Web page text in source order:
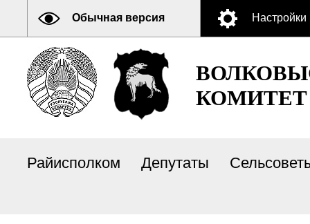
Обычная версия Настройки
КОМИТЕТ
Райисполком Депутаты